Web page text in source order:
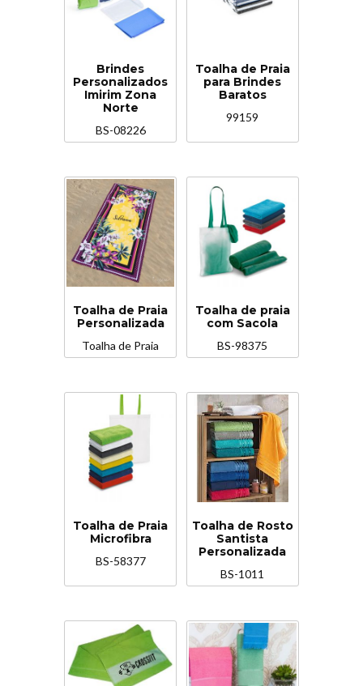
Brindes
Personalizados
Imirim Zona
Norte
BS-08226
Toalha de Praia
para Brindes
Baratos
99159
Toalha de Praia
Personalizada
Toalha de Praia
Toalha de praia
com Sacola
BS-98375
Toalha de Praia
Microfibra
BS-58377
Toalha de Rosto
Santista
Personalizada
BS-1011